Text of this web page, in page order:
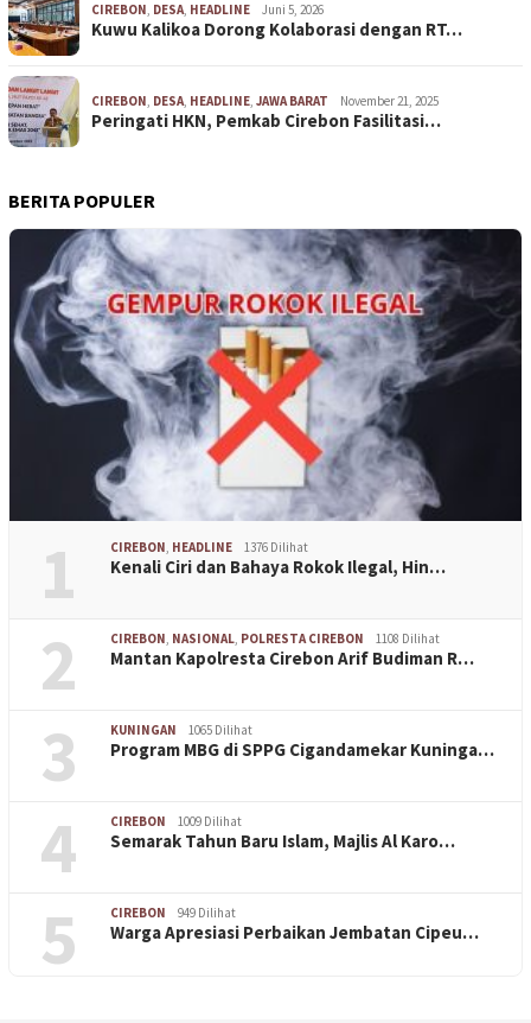
CIREBON, DESA, HEADLINE Juni 5, 2026
Kuwu Kalikoa Dorong Kolaborasi dengan RT…
CIREBON, DESA, HEADLINE, JAWA BARAT November 21, 2025
Peringati HKN, Pemkab Cirebon Fasilitasi…
BERITA POPULER
1 CIREBON, HEADLINE 1376 Dilihat
Kenali Ciri dan Bahaya Rokok Ilegal, Hin…
2 CIREBON, NASIONAL, POLRESTA CIREBON 1108 Dilihat
Mantan Kapolresta Cirebon Arif Budiman R…
3 KUNINGAN 1065 Dilihat
Program MBG di SPPG Cigandamekar Kuninga…
4 CIREBON 1009 Dilihat
Semarak Tahun Baru Islam, Majlis Al Karo…
5 CIREBON 949 Dilihat
Warga Apresiasi Perbaikan Jembatan Cipeu…